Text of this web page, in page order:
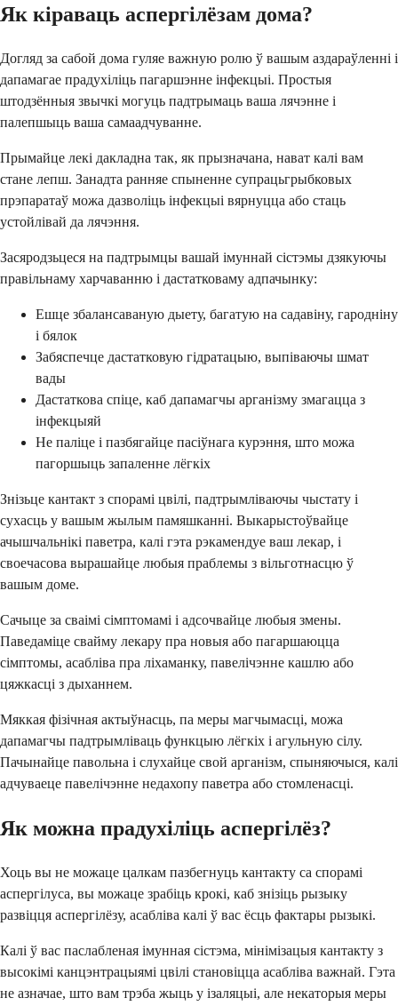
Як кіраваць аспергілёзам дома?
Догляд за сабой дома гуляе важную ролю ў вашым аздараўленні і
дапамагае прадухіліць пагаршэнне інфекцыі. Простыя
штодзённыя звычкі могуць падтрымаць ваша лячэнне і
палепшыць ваша самаадчуванне.
Прымайце лекі дакладна так, як прызначана, нават калі вам
стане лепш. Занадта ранняе спыненне супрацьгрыбковых
прэпаратаў можа дазволіць інфекцыі вярнуцца або стаць
устойлівай да лячэння.
Засяродзьцеся на падтрымцы вашай імуннай сістэмы дзякуючы
правільнаму харчаванню і дастатковаму адпачынку:
Ешце збалансаваную дыету, багатую на садавіну, гародніну
і бялок
Забяспечце дастатковую гідратацыю, выпіваючы шмат
вады
Дастаткова спіце, каб дапамагчы арганізму змагацца з
інфекцыяй
Не паліце і пазбягайце пасіўнага курэння, што можа
пагоршыць запаленне лёгкіх
Знізьце кантакт з спорамі цвілі, падтрымліваючы чыстату і
сухасць у вашым жылым памяшканні. Выкарыстоўвайце
ачышчальнікі паветра, калі гэта рэкамендуе ваш лекар, і
своечасова вырашайце любыя праблемы з вільготнасцю ў
вашым доме.
Сачыце за сваімі сімптомамі і адсочвайце любыя змены.
Паведаміце свайму лекару пра новыя або пагаршаюцца
сімптомы, асабліва пра ліхаманку, павелічэнне кашлю або
цяжкасці з дыханнем.
Мяккая фізічная актыўнасць, па меры магчымасці, можа
дапамагчы падтрымліваць функцыю лёгкіх і агульную сілу.
Пачынайце павольна і слухайце свой арганізм, спыняючыся, калі
адчуваеце павелічэнне недахопу паветра або стомленасці.
Як можна прадухіліць аспергілёз?
Хоць вы не можаце цалкам пазбегнуць кантакту са спорамі
аспергілуса, вы можаце зрабіць крокі, каб знізіць рызыку
развіцця аспергілёзу, асабліва калі ў вас ёсць фактары рызыкі.
Калі ў вас паслабленая імунная сістэма, мінімізацыя кантакту з
высокімі канцэнтрацыямі цвілі становіцца асабліва важнай. Гэта
не азначае, што вам трэба жыць у ізаляцыі, але некаторыя меры